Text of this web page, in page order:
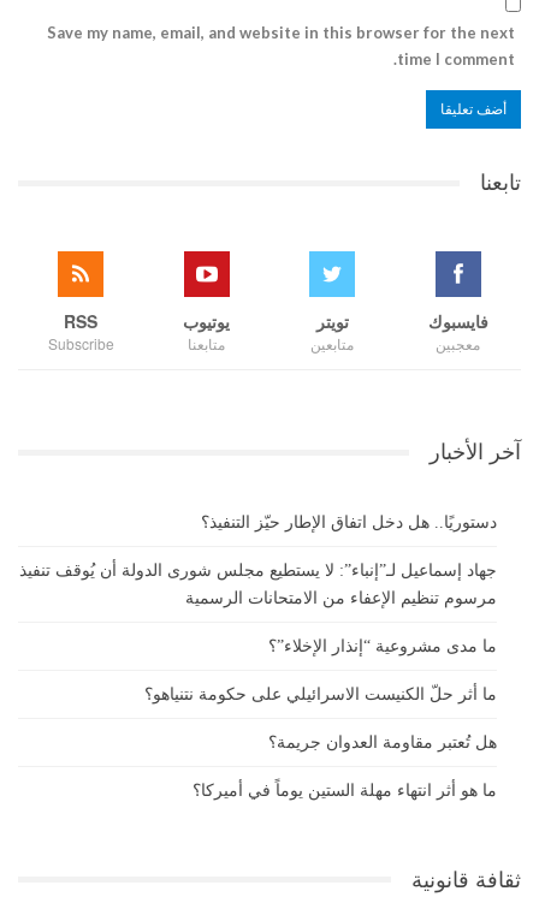
Save my name, email, and website in this browser for the next
time I comment.
تابعنا
فايسبوك
معجبين
تويتر
متابعين
يوتيوب
متابعنا
RSS
Subscribe
آخر الأخبار
دستوريًا.. هل دخل اتفاق الإطار حيّز التنفيذ؟
جهاد إسماعيل لـ”إنباء”: لا يستطيع مجلس شورى الدولة أن يُوقف تنفيذ
مرسوم تنظيم الإعفاء من الامتحانات الرسمية
ما مدى مشروعية “إنذار الإخلاء”؟
ما أثر حلّ الكنيست الاسرائيلي على حكومة نتنياهو؟
هل تُعتبر مقاومة العدوان جريمة؟
ما هو أثر انتهاء مهلة الستين يوماً في أميركا؟
ثقافة قانونية